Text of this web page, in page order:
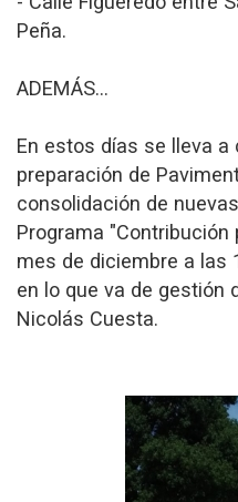
Peña.
ADEMÁS...
En estos días se lleva a
preparación de
consolidación de
Programa "Contribución
mes de diciembre a las
en lo que va de gestión
Nicolás Cuesta.